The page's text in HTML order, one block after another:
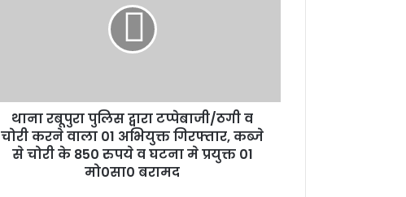
थाना रबूपुरा पुलिस द्वारा टप्पेबाजी/ठगी व
चोरी करने वाला 01 अभियुक्त गिरफ्तार, कब्जे
से चोरी के 850 रुपये व घटना मे प्रयुक्त 01
मो0सा0 बरामद